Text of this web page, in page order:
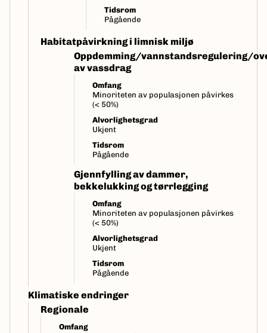
Tidsrom
Pågående
Habitatpåvirkning i limnisk miljø
Oppdemming/vannstandsregulering/
av vassdrag
Omfang
Minoriteten av populasjonen påvirkes
(< 50%)
Alvorlighetsgrad
Ukjent
Tidsrom
Pågående
Gjennfylling av dammer,
bekkelukking og tørrlegging
Omfang
Minoriteten av populasjonen påvirkes
(< 50%)
Alvorlighetsgrad
Ukjent
Tidsrom
Pågående
Klimatiske endringer
Regionale
Omfang